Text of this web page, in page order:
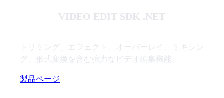
VIDEO EDIT SDK .NET
トリミング、エフェクト、オーバーレイ、ミキシン
グ、形式変換を含む強力なビデオ編集機能。
製品ページ